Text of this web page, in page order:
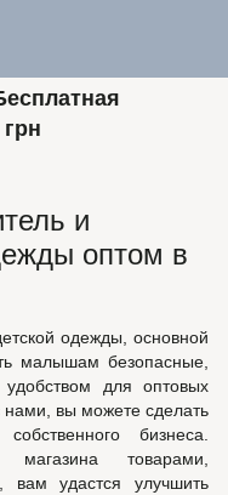
и
оптом в
одежды, основной
малышам безопасные,
для оптовых
нами, вы можете сделать
бизнеса.
магазина товарами,
вам удастся улучшить